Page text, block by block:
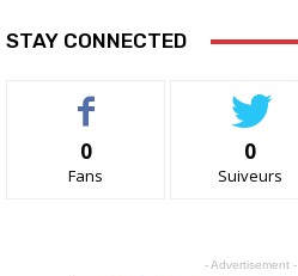
STAY CONNECTED
0
Fans
0
Suiveurs
- Advertisement -